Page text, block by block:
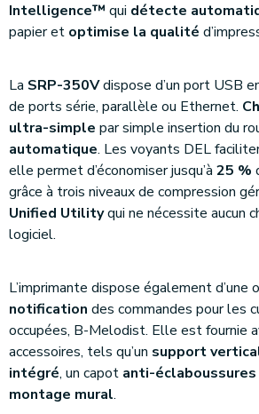
Intelligence™ qui détecte
papier et optimise la qualité
La SRP-350Vdispose d’un port USB
de ports série, parallèle ou Ethernet.
ultra-simple par simple insertion du
automatique. Les voyants DEL
elle permet d’économiser jusqu’à 25 %
grâce à trois niveaux de compression
Unified Utilityqui ne nécessite aucun
logiciel.
L’imprimante dispose également d’une
notification des commandes pour les
occupées, B-Melodist. Elle est fournie
accessoires, tels qu’un support
intégré, un capot anti-éclaboussures
montage mural.